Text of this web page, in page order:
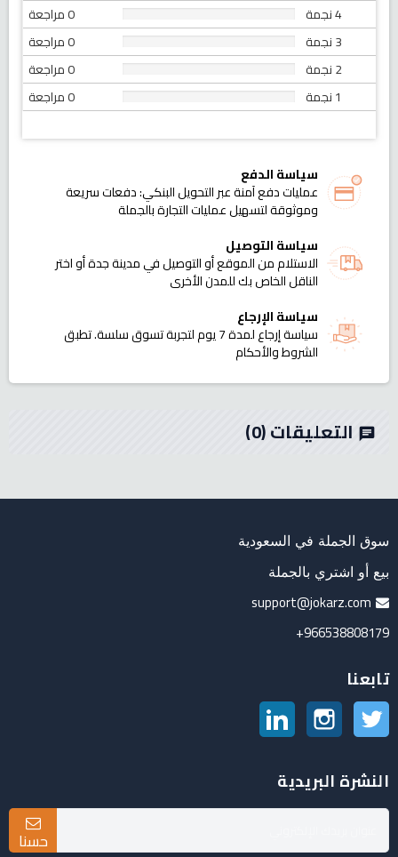
4 نجمة
0 مراجعة
3 نجمة
0 مراجعة
2 نجمة
0 مراجعة
1 نجمة
0 مراجعة
سياسة الدفع
عمليات دفع آمنة عبر التحويل البنكي: دفعات سريعة
وموثوقة لتسهيل عمليات التجارة بالجملة
سياسة التوصيل
الاستلام من الموقع أو التوصيل في مدينة جدة أو اختر
الناقل الخاص بك للمدن الأخرى
سياسة الإرجاع
سياسة إرجاع لمدة 7 يوم لتجربة تسوق سلسة. تطبق
الشروط والأحكام
chat التعليقات(0)
سوق الجملة في السعودية
بيع أو اشتري بالجملة
support@jokarz.com
966538808179+
تابعنا
تويتر انستغرام
النشرة البريدية
حسنا